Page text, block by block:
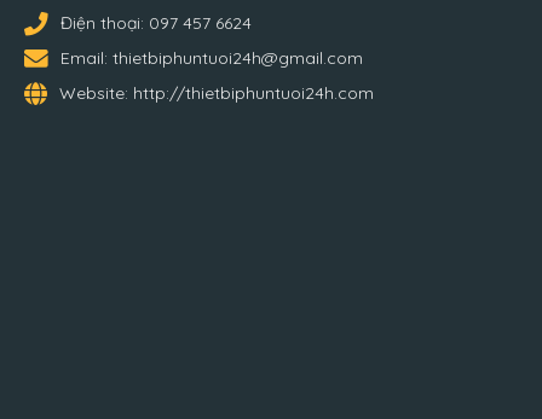
Điện thoại: 097 457 6624
Email: thietbiphuntuoi24h@gmail.com
Website: http://thietbiphuntuoi24h.com